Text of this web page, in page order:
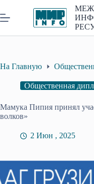
к
сути
На Главную
Общественная
Мамука Пипия принял
волков»
2 Июн , 2025